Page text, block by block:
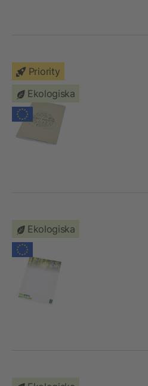
Priority
Ekologiska
Ekologiska